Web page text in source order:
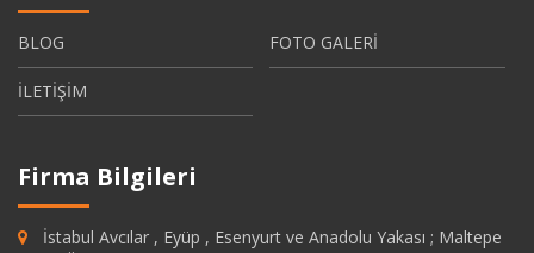
BLOG FOTO GALERİ
İLETİŞİM
Firma Bilgileri
İstabul Avcılar , Eyüp , Esenyurt ve Anadolu Yakası ; Maltepe